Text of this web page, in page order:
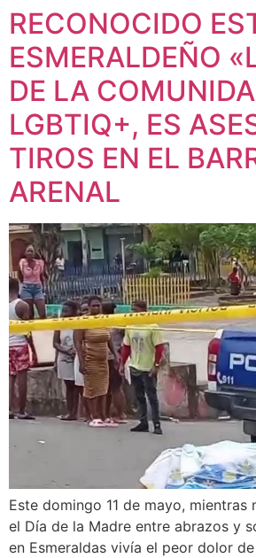
RECONOCIDO
ESMERALDEÑO
DE LA
LGBTIQ+, ES
TIROS EN EL
ARENAL
Este domingo 11 de mayo, mientras
el Día de la Madre entre abrazos y
en Esmeraldas vivía el peor dolor